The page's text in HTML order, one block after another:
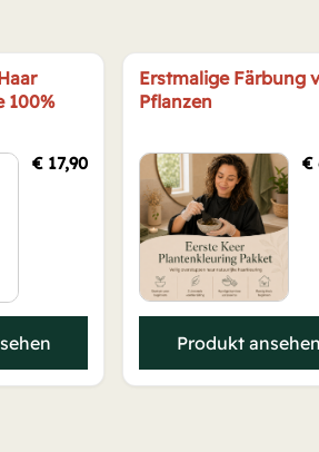
100%
€ 17,90
Erstmalige Färbung
Pflanzen
€
Produkt ansehen